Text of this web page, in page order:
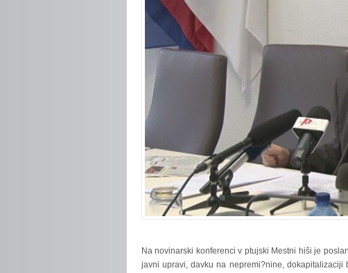
Nanovinarski konferenci v ptujski Mestni hiši je
javni upravi, davku na nepremi?nine,